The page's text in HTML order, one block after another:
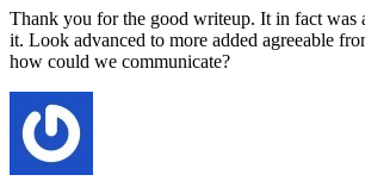
Thank you for the good writeup. It in fact was
it. Look advanced to more added agreeable
how could we communicate?